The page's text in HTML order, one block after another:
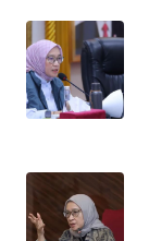
WN
PAPUA
BARAT
WN